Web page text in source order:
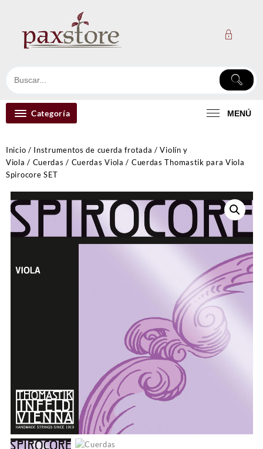
contenido
Categoría MENÚ
Inicio / Instrumentos de cuerda frotada /Violín y
Viola / Cuerdas / Cuerdas Viola / Cuerdas Thomastik para Viola
Spirocore SET